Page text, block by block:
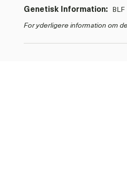
Genetisk Information: BLF
For yderligere information om